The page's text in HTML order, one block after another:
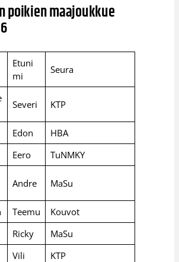
poikien maajoukkue
Etuni
mi
Seura
Severi KTP
Edon
HBA
Eero
TuNMKY
Andre MaSu
Teemu
Kouvot
Ricky
MaSu
Vili
KTP